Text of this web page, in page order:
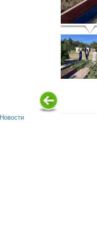
Новости